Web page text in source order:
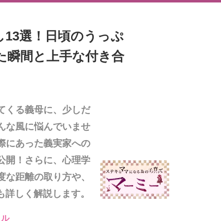
選！日頃のうっぷ
瞬間と上手な付き合
くる義母に、少しだ
な風に悩んでいませ
にあった義実家への
開！さらに、心理学
距離の取り方や、
しく解説します。